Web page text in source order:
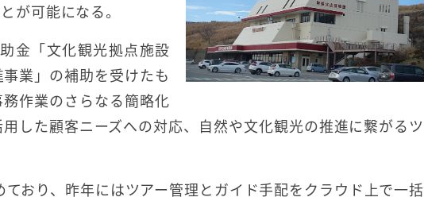
が可能になる。
金「文化観光拠点施設
業」の補助を受けたも
作業のさらなる簡略化
した顧客ニーズへの対応、自然や文化観光の推進に繋がるツ
おり、昨年にはツアー管理とガイド手配をクラウド上で一括